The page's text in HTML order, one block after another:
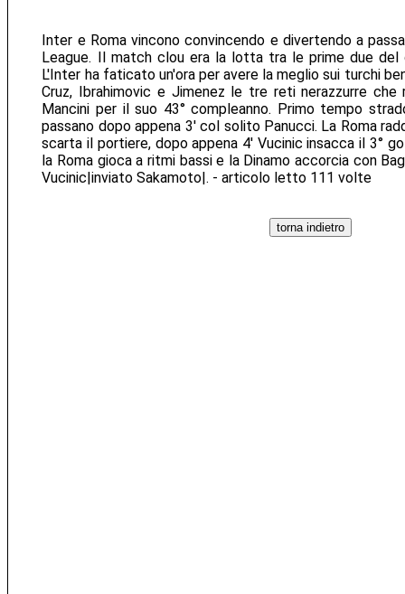
Inter e Roma vincono convincendo e divertendo a
League. Il match clou era la lotta tra le prime due del
L'Inter ha faticato un'ora per avere la meglio sui turchi
Cruz, Ibrahimovic e Jimenez le tre reti nerazzurre che
Mancini per il suo 43° compleanno. Primo tempo
passano dopo appena 3' col solito Panucci. La Roma
scarta il portiere, dopo appena 4' Vucinic insacca il 3°
la Roma gioca a ritmi bassi e la Dinamo accorcia con
Vucinic|inviato Sakamoto|. - articolo letto 111 volte